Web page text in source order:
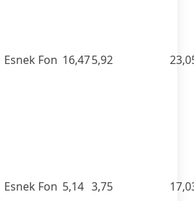
Esnek Fon 16,475,92
Esnek Fon 5,14 3,75